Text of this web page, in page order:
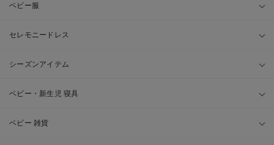
ベビー服
セレモニードレス
シーズンアイテム
ベビー・新生児 寝具
ベビー 雑貨